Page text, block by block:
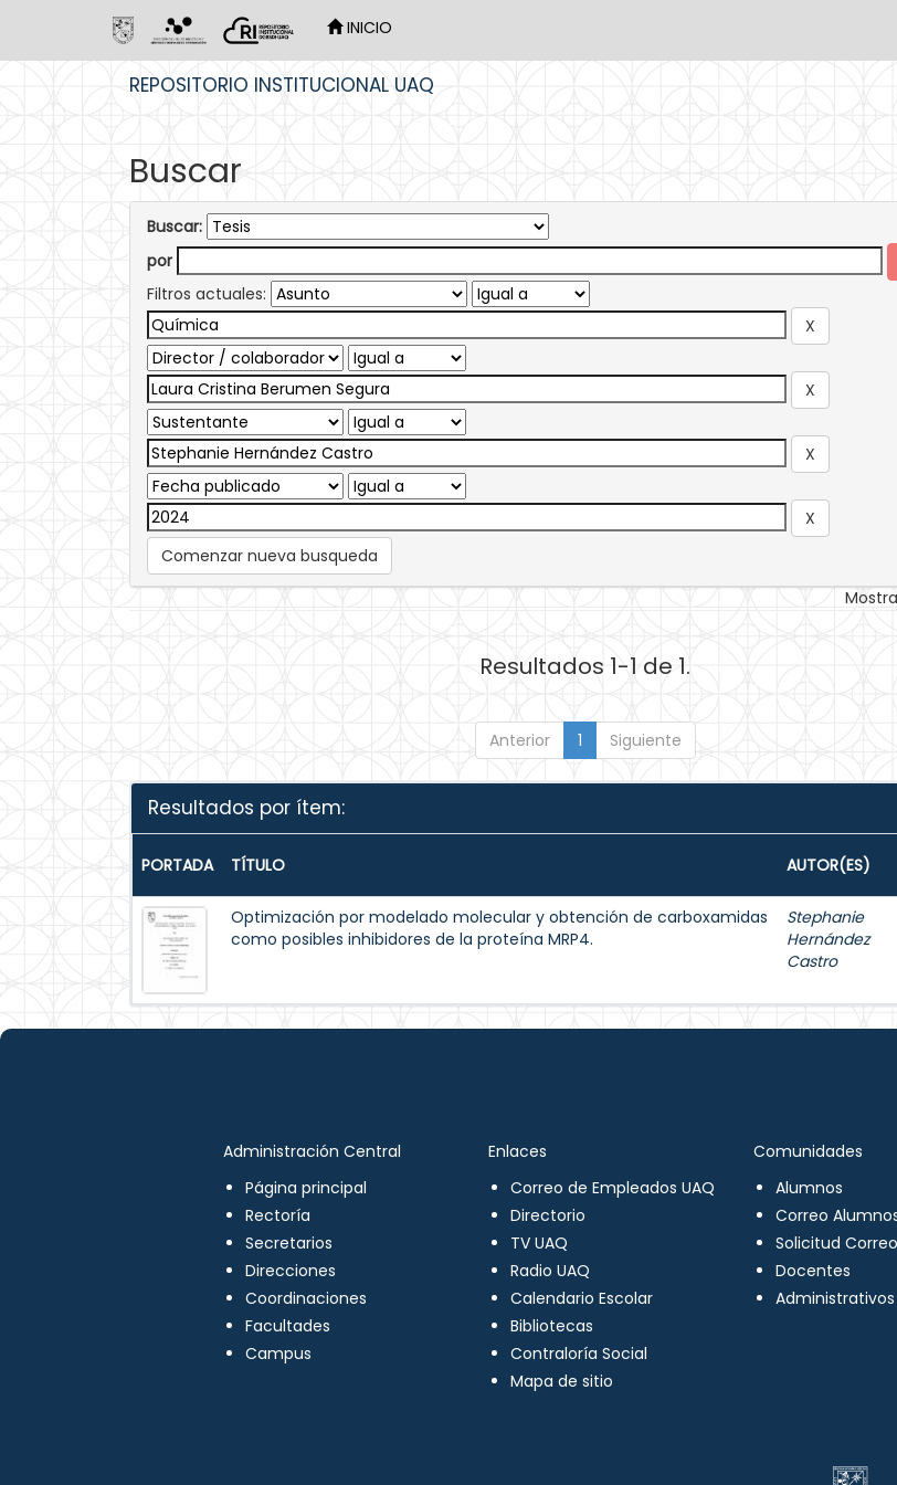
INICIO
REPOSITORIO INSTITUCIONAL UAQ
Buscar
Buscar:
por
Filtros actuales:
Comenzar nueva busqueda
Resultados 1-1 de 1.
Anterior 1 Siguiente
Resultados por ítem:
PORTADA TÍTULO AUTOR(ES)
Optimización por modelado molecular y obtención de carboxamidas
como posibles inhibidores de la proteína MRP4.
Stephanie
Hernández
Castro
Administración Central
Página principal
Rectoría
Secretarios
Direcciones
Coordinaciones
Facultades
Campus
Enlaces
Correo de Empleados UAQ
Directorio
TV UAQ
Radio UAQ
Calendario Escolar
Bibliotecas
Contraloría Social
Mapa de sitio
Comunidades
Alumnos
Correo
Solicitud Correo
Docentes
Administrativos